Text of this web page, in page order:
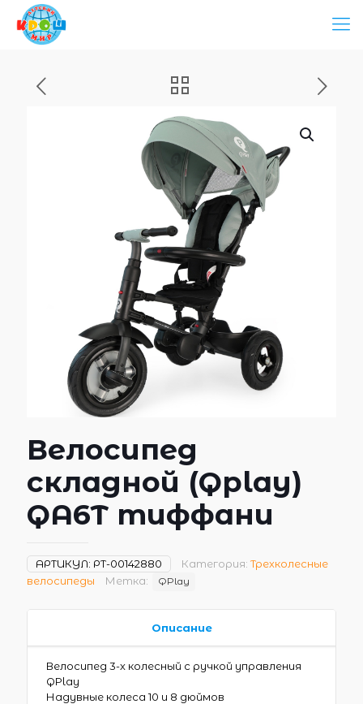
Велосипед
складной (Qplay)
QA6T тиффани
АРТИКУЛ: РТ-00142880 Категория: Трехколесные
велосипеды
Метка: QPlay
Описание
Велосипед 3-х колесный с ручкой управления
QPlay
Надувные колеса 10 и 8 дюймов